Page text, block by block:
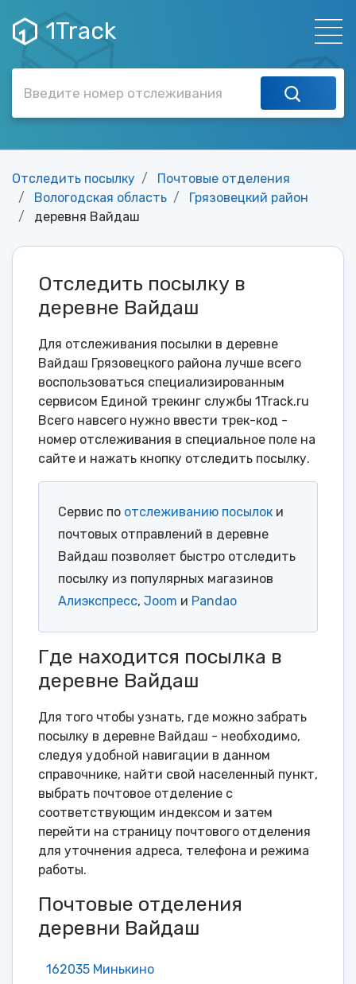
1Track
Отследить посылку
Почтовые отделения
Вологодская область
Грязовецкий район
деревня Вайдаш
Отследить посылку в
деревне Вайдаш
Для отслеживания посылки в деревне
Вайдаш Грязовецкого района лучше всего
воспользоваться специализированным
сервисом Единой трекинг службы 1Track.ru
Всего навсего нужно ввести трек-код -
номер отслеживания в специальное поле на
сайте и нажать кнопку отследить посылку.
Сервис по отслеживанию посылок и
почтовых отправлений в деревне
Вайдаш позволяет быстро отследить
посылку из популярных магазинов
Алиэкспресс, Joom и Pandao
Где находится посылка в
деревне Вайдаш
Для того чтобы узнать, где можно забрать
посылку в деревне Вайдаш - необходимо,
следуя удобной навигации в данном
справочнике, найти свой населенный пункт,
выбрать почтовое отделение с
соответствующим индексом и затем
перейти на страницу почтового отделения
для уточнения адреса, телефона и режима
работы.
Почтовые отделения
деревни Вайдаш
162035 Минькино